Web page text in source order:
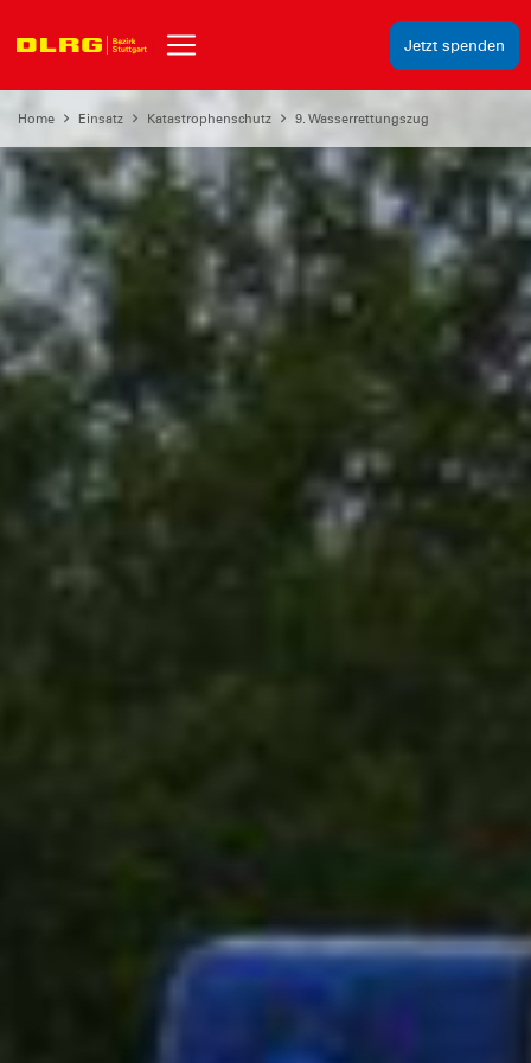
Jetzt spenden
Home Einsatz Katastrophenschutz 9. Wasserrettungszug